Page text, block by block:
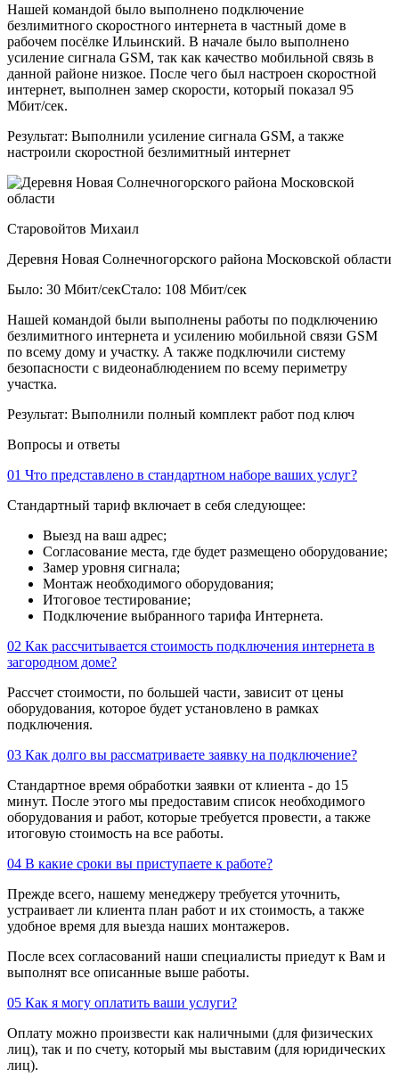
Нашей командой было выполнено подключение
безлимитного скоростного интернета в частный доме в
рабочем посёлке Ильинский. В начале было выполнено
усиление сигнала GSM, так как качество мобильной связь в
данной районе низкое. После чего был настроен скоростной
интернет, выполнен замер скорости, который показал 95
Мбит/сек.
Результат: Выполнили усиление сигнала GSM, а также
настроили скоростной безлимитный интернет
Старовойтов Михаил
Деревня Новая Солнечногорского района Московской области
Было: 30 Мбит/секСтало: 108 Мбит/сек
Нашей командой были выполнены работы по подключению
безлимитного интернета и усилению мобильной связи GSM
по всему дому и участку. А также подключили систему
безопасности с видеонаблюдением по всему периметру
участка.
Результат: Выполнили полный комплект работ под ключ
Вопросы и ответы
01 Что представлено в стандартном наборе ваших услуг?
Стандартный тариф включает в себя следующее:
Выезд на ваш адрес;
Согласование места, где будет размещено оборудование;
Замер уровня сигнала;
Монтаж необходимого оборудования;
Итоговое тестирование;
Подключение выбранного тарифа Интернета.
02 Как рассчитывается стоимость подключения интернета в
загородном доме?
Рассчет стоимости, по большей части, зависит от цены
оборудования, которое будет установлено в рамках
подключения.
03 Как долго вы рассматриваете заявку на подключение?
Стандартное время обработки заявки от клиента - до 15
минут. После этого мы предоставим список необходимого
оборудования и работ, которые требуется провести, а также
итоговую стоимость на все работы.
04 В какие сроки вы приступаете к работе?
Прежде всего, нашему менеджеру требуется уточнить,
устраивает ли клиента план работ и их стоимость, а также
удобное время для выезда наших монтажеров.
После всех согласований наши специалисты приедут к Вам и
выполнят все описанные выше работы.
05 Как я могу оплатить ваши услуги?
Оплату можно произвести как наличными (для физических
лиц), так и по счету, который мы выставим (для юридических
лиц).